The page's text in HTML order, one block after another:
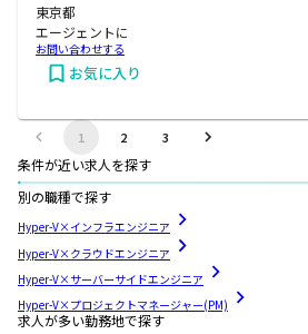
東京都
エージェントに
お問い合わせする
お気に入り
1 2 3
条件が近い求人を探す
別の職種で探す
Hyper-V×インフラエンジニア
Hyper-V×クラウドエンジニア
Hyper-V×サーバーサイドエンジニア
Hyper-V×プロジェクトマネージャー(PM)
求人が多い勤務地で探す